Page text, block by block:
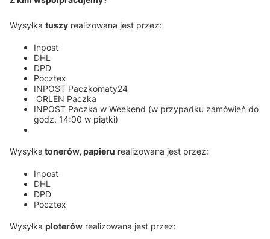
Wysyłka tuszy realizowana jest przez:
Inpost
DHL
DPD
Pocztex
INPOST Paczkomaty24
ORLEN Paczka
INPOST Paczka w Weekend (w przypadku zamówień do
godz. 14:00 w piątki)
Wysyłka tonerów, papieru realizowana jest przez:
Inpost
DHL
DPD
Pocztex
Wysyłka ploterów realizowana jest przez: